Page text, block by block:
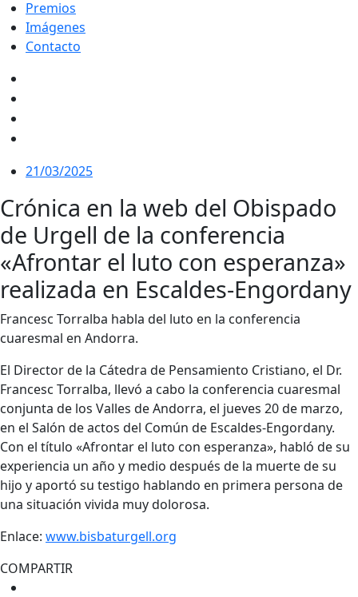
Premios
Imágenes
Contacto
21/03/2025
Crónica en la web del Obispado
de Urgell de la conferencia
«Afrontar el luto con esperanza»
realizada en Escaldes-Engordany
Francesc Torralba habla del luto en la conferencia
cuaresmal en Andorra.
El Director de la Cátedra de Pensamiento Cristiano, el Dr.
Francesc Torralba, llevó a cabo la conferencia cuaresmal
conjunta de los Valles de Andorra, el jueves 20 de marzo,
en el Salón de actos del Común de Escaldes-Engordany.
Con el título «Afrontar el luto con esperanza», habló de su
experiencia un año y medio después de la muerte de su
hijo y aportó su testigo hablando en primera persona de
una situación vivida muy dolorosa.
Enlace: www.bisbaturgell.org
COMPARTIR